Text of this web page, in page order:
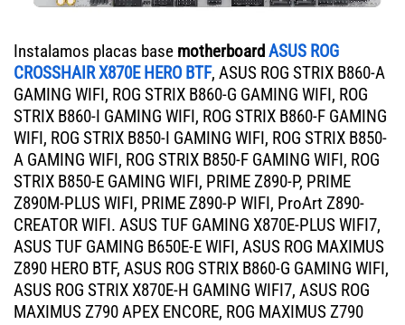
Instalamos placas base motherboardASUS ROG
CROSSHAIR X870E HERO BTF, ASUS ROG STRIX B860-A
GAMING WIFI, ROG STRIX B860-G GAMING WIFI, ROG
STRIX B860-I GAMING WIFI, ROG STRIX B860-F GAMING
WIFI, ROG STRIX B850-I GAMING WIFI, ROG STRIX B850-
A GAMING WIFI, ROG STRIX B850-F GAMING WIFI, ROG
STRIX B850-E GAMING WIFI, PRIME Z890-P, PRIME
Z890M-PLUS WIFI, PRIME Z890-P WIFI, ProArt Z890-
CREATOR WIFI. ASUS TUF GAMING X870E-PLUS WIFI7,
ASUS TUF GAMING B650E-E WIFI, ASUS ROG MAXIMUS
Z890 HERO BTF, ASUS ROG STRIX B860-G GAMING WIFI,
ASUS ROG STRIX X870E-H GAMING WIFI7, ASUS ROG
MAXIMUS Z790 APEX ENCORE, ROG MAXIMUS Z790